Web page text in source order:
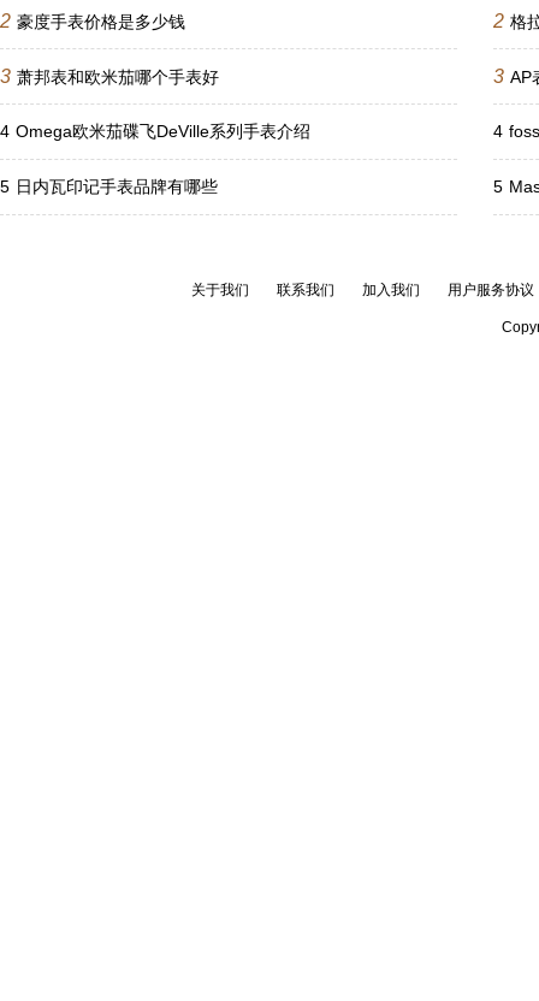
2 豪度手表价格是多少钱
3 萧邦表和欧米茄哪个手表好
4 Omega欧米茄碟飞DeVille系列手表介绍
5 日内瓦印记手表品牌有哪些
2 格
3 AP
4
5
关于我们 联系我们 加入我们 用户服务协议